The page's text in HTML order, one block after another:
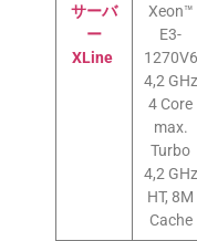
サーバ
ー
XLine
Xeon™
E3-
1270V6
4,2 GHz
4 Core
max.
Turbo
4,2 GHz
HT, 8M
Cache